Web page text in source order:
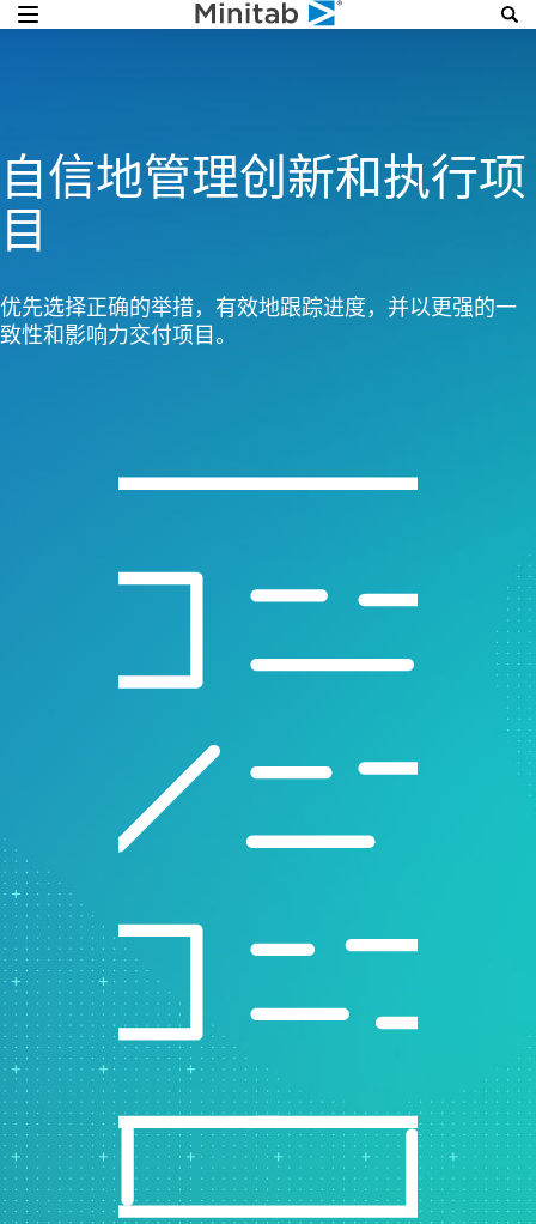
自信地管理创新和执行项
目
优先选择正确的举措，有效地跟踪进度，并以更强的一
致性和影响力交付项目。